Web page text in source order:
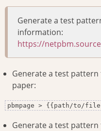
Generate a test
information:
https://
Generate a test
paper:
pbmpage > {{path/to/
Generate a test